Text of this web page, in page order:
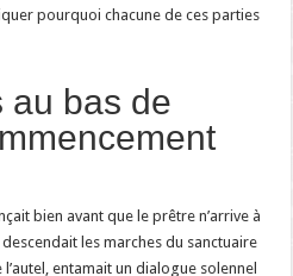
pourquoi chacune de ces parties
au bas de
bien avant que le prêtre n’arrive à
descendait les marches du sanctuaire
entamait un dialogue solennel